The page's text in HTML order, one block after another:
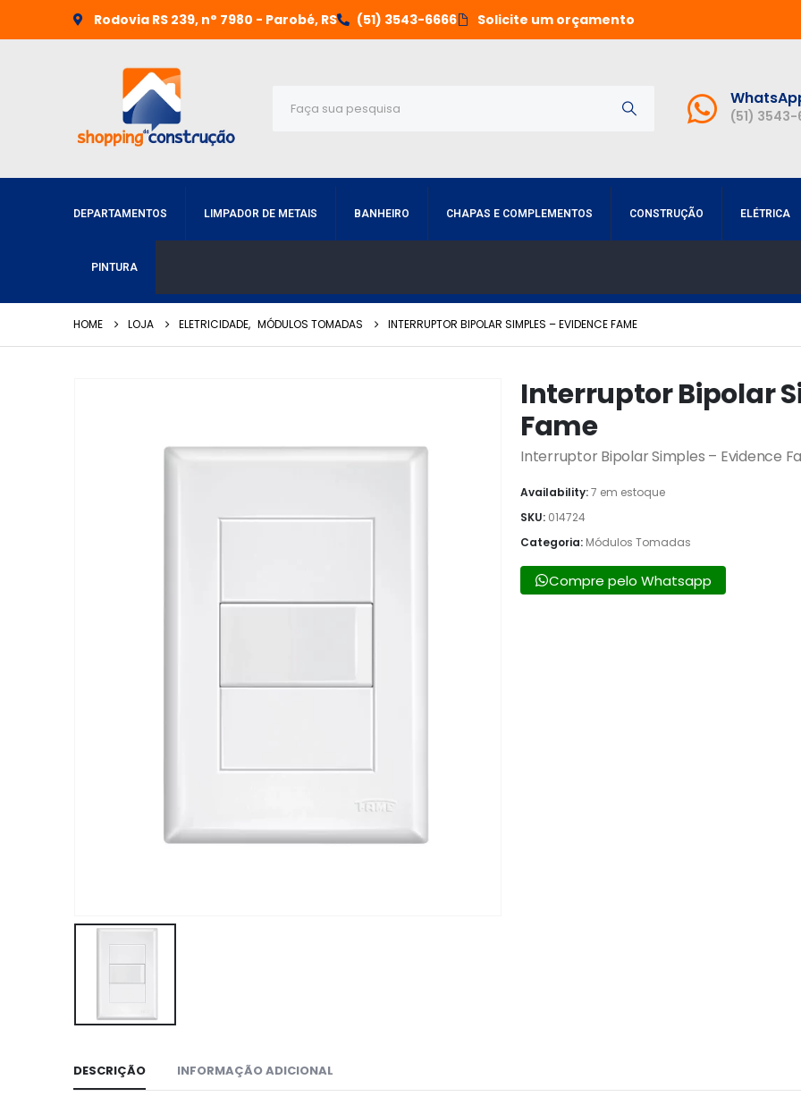
Rodovia RS 239, n° 7980 - Parobé, RS (51) 3543-6666 Solicite um orçamento
(51)
DEPARTAMENTOS LIMPADOR DE METAIS BANHEIRO CHAPAS E COMPLEMENTOS CONSTRUÇÃO ELÉTRICA
PINTURA
HOME LOJA ELETRICIDADE, MÓDULOS TOMADAS INTERRUPTOR BIPOLAR SIMPLES – EVIDENCE FAME
Interruptor Bipolar
Fame
Interruptor Bipolar Simples – Evidence
Availability:7 em estoque
SKU: 014724
Categoria: Módulos Tomadas
Compre pelo Whatsapp
DESCRIÇÃO INFORMAÇÃO ADICIONAL